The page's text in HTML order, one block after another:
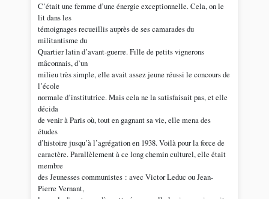
C’était une femme d’une énergie exceptionnelle. Cela, on le
lit dans les
témoignages recueillis auprès de ses camarades du
militantisme du
Quartier latin d’avant-guerre. Fille de petits vignerons
mâconnais, d’un
milieu très simple, elle avait assez jeune réussi le concours de
l’école
normale d’institutrice. Mais cela ne la satisfaisait pas, et elle
décida
de venir à Paris où, tout en gagnant sa vie, elle mena des
études
d’histoire jusqu’à l’agrégation en 1938. Voilà pour la force de
caractère. Parallèlement à ce long chemin culturel, elle était
membre
des Jeunesses communistes : avec Victor Leduc ou Jean-
Pierre Vernant,